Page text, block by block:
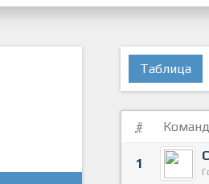
Таблица
#
1